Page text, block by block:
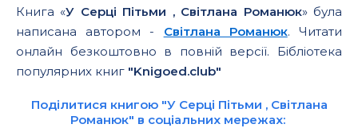
Книга «У Серці Пітьми , Світлана Романюк» була
написана автором - Світлана Романюк. Читати
онлайн безкоштовно в повній версії. Бібліотека
популярних книг "Knigoed.club"
Поділитися книгою "У Серці Пітьми , Світлана
Романюк" в соціальних мережах: